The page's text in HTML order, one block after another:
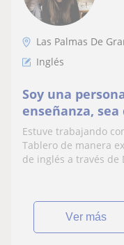
Las Palmas De
Inglés
Soy una
enseñanza,
materias (artes
Estuve trabajando
Tablero de manera
de inglés a través de
ver más